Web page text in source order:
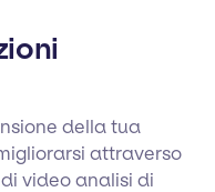
della tua
attraverso
video analisi di